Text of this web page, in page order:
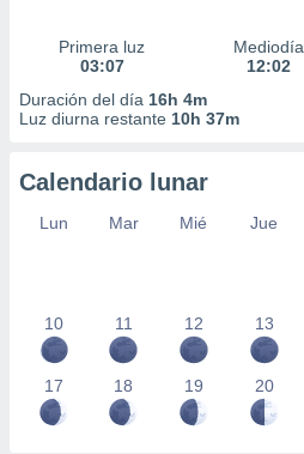
Primera luz
03:07
Mediodía
12:02
Duración del día 16h 4m
Luz diurna restante 10h 37m
Calendario lunar
Lun Mar Mié Jue
10 11 12 13
17 18 19 20